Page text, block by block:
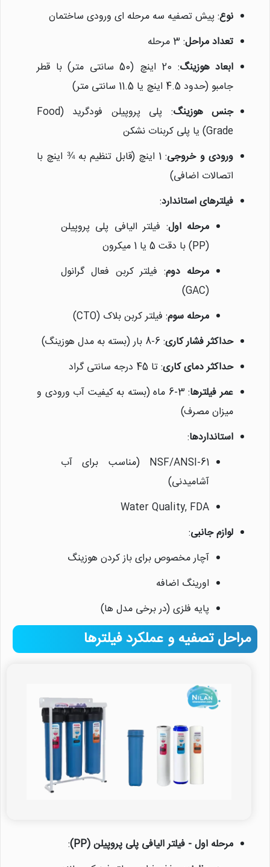
نوع: پیش تصفیه سه مرحله ای ورودی ساختمان
تعداد مراحل: 3 مرحله
ابعاد هوزینگ
: 20 اینچ (50 سانتی متر) با قطر
جامبو (حدود 4.5 اینچ یا 11.5 سانتی متر)
جنس هوزینگ
: پلی پروپیلن فودگرید (Food
Grade) یا پلی کربنات نشکن
ورودی و خروجی
: 1 اینچ (قابل تنظیم به ¾ اینچ با
اتصالات اضافی)
فیلترهای استاندارد:
مرحله اول: فیلتر الیافی پلی پروپیلن
(PP) با دقت 5 یا 1 میکرون
مرحله دوم: فیلتر کربن فعال گرانول
(GAC)
مرحله سوم: فیلتر کربن بلاک (CTO)
حداکثر فشار کاری: 6-8 بار (بسته به مدل هوزینگ)
حداکثر دمای کاری: تا 45 درجه سانتی گراد
عمر فیلترها
: 3-6 ماه (بسته به کیفیت آب ورودی و
میزان مصرف)
استانداردها:
NSF/ANSI-61 (مناسب برای آب
آشامیدنی)
Water Quality, FDA
لوازم جانبی:
آچار مخصوص برای باز کردن هوزینگ
اورینگ اضافه
پایه فلزی (در برخی مدل ها)
مراحل تصفیه و عملکرد فیلترها
مرحله اول - فیلتر الیافی پلی پروپیلن (PP)
: